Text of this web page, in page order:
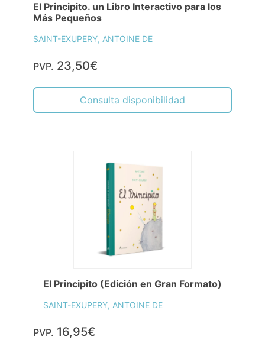
El Principito. un Libro Interactivo para los
Más Pequeños
SAINT-EXUPERY, ANTOINE DE
PVP. 23,50€
Consulta disponibilidad
El Principito (Edición en Gran Formato)
SAINT-EXUPERY, ANTOINE DE
PVP. 16,95€